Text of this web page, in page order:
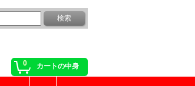
0 カートの中身